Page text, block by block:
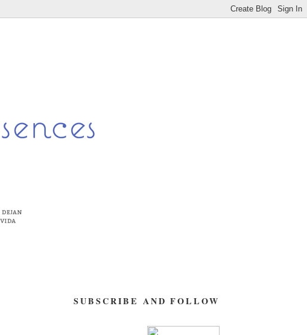
SUBSCRIBE AND FOLLOW